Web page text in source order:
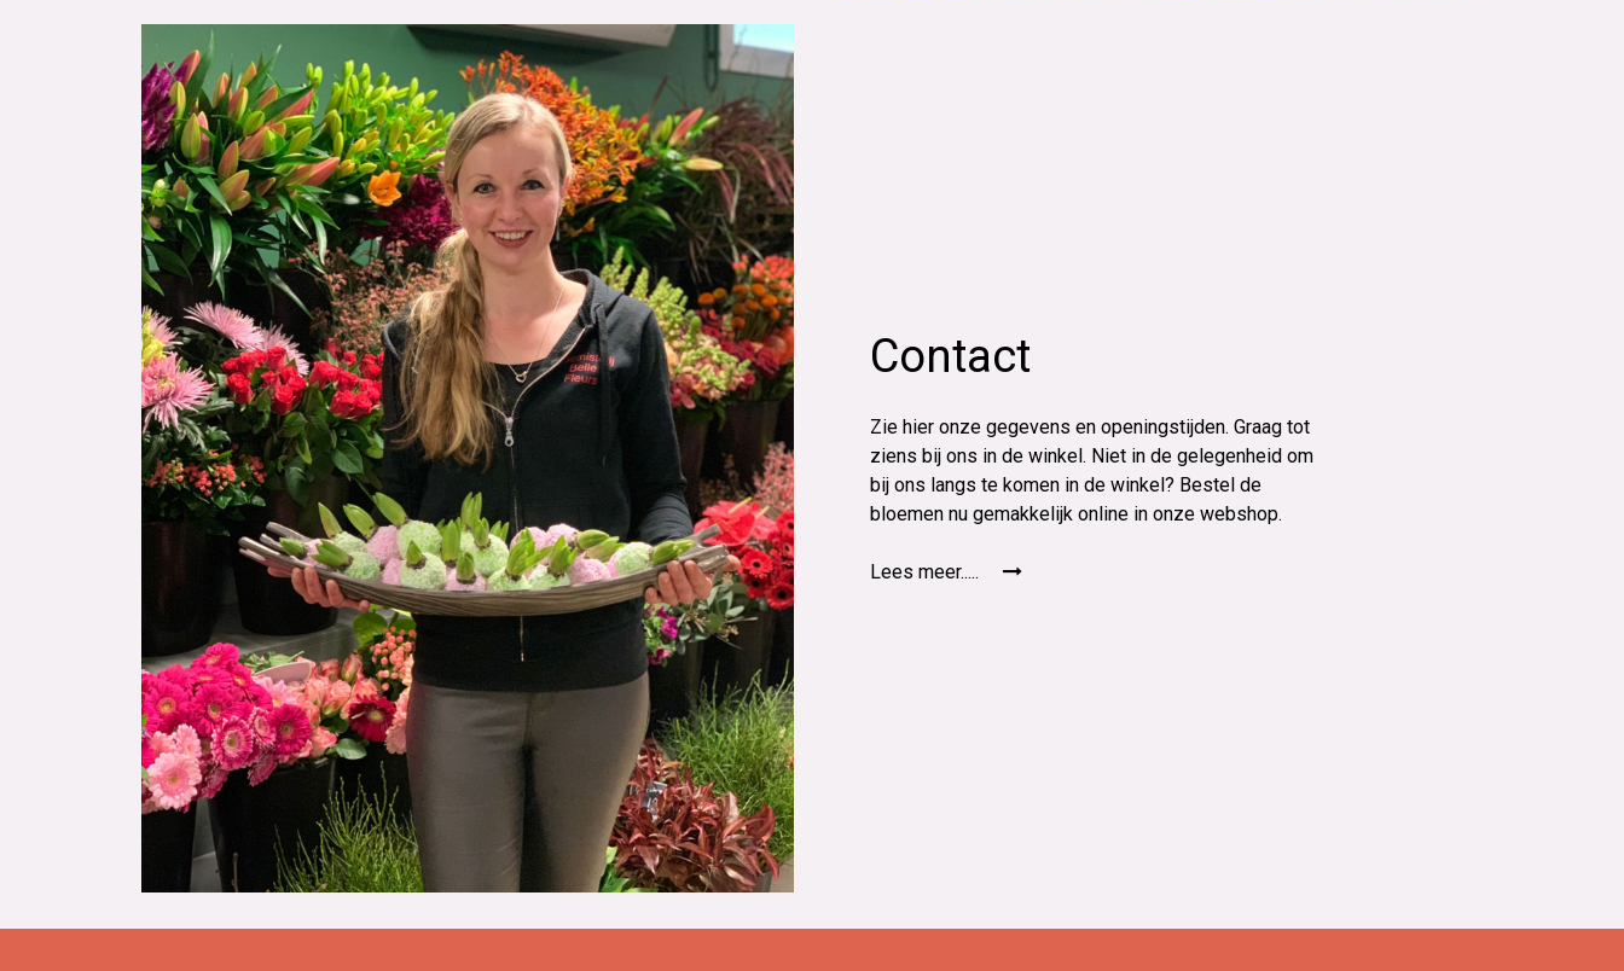
Contact
Zie hier onze gegevens en openingstijden. Graag tot
ziens bij ons in de winkel. Niet in de gelegenheid om
bij ons langs te komen in de winkel? Bestel de
bloemen nu gemakkelijk online in onze webshop.
Lees meer.....